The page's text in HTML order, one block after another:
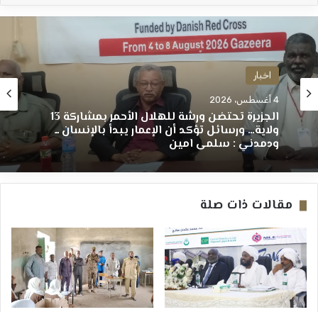
اخبار
4 أغسطس، 2026
الجزيرة تحتضن ورشة للهلال الأحمر بمشاركة 13
ولاية… ورسائل تؤكد أن الإعمار يبدأ بالإنسان ــ
ودمدني : سلمى امين
مقالات ذات صلة